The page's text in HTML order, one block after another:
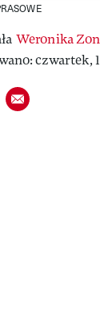
Weronika
czwartek,
na facebook
na
E-mail do